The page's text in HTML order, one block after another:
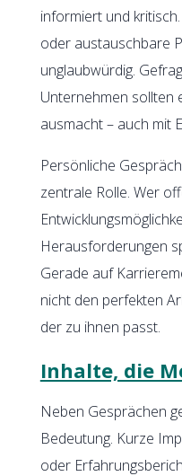
informiert und
oder austauschbare
unglaubwürdig.
Unternehmen sollten
ausmacht – auch mit
Persönliche
zentrale Rolle. Wer
Herausforderungen
Gerade auf
nicht den perfekten
der zu ihnen passt.
Inhalte, die
Neben Gesprächen
Bedeutung. Kurze
oder